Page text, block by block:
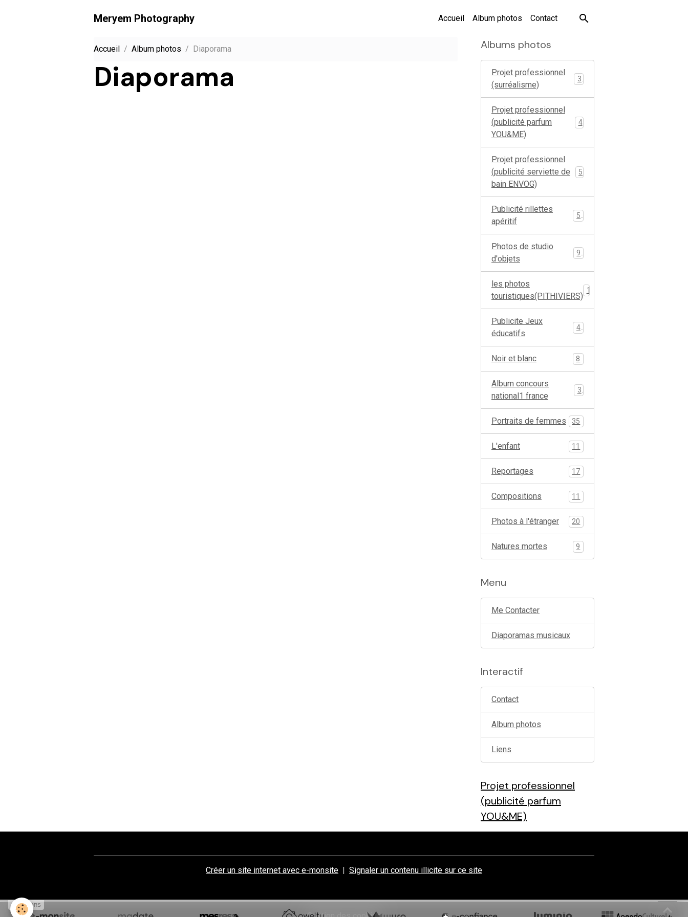
Meryem Photography Accueil Album photos Contact
Accueil Album photos Diaporama
Diaporama
Albums photos
Projet professionnel
(surréalisme)
Projet professionnel
(publicité parfum
YOU&ME)
4
Projet professionnel
(publicité serviette de
bain ENVOG)
Publicité rillettes
apéritif
Photos de studio
d'objets
les photos
touristiques(PITHIVIERS)
19
Publicite Jeux
éducatifs
4
Noir et blanc 8
Album concours
national1 france
Portraits de femmes 35
L'enfant 11
Reportages 17
Compositions 11
Photos à l'étranger 20
Natures mortes 9
Menu
Me Contacter
Diaporamas musicaux
Interactif
Contact
Album photos
Liens
Projet professionnel
(publicité parfum
YOU&ME)
Créer un site internet avec e-monsite Signaler un contenu illicite sur ce site
SPONSORS